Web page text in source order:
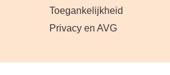
Toegankelijkheid
Privacy en AVG